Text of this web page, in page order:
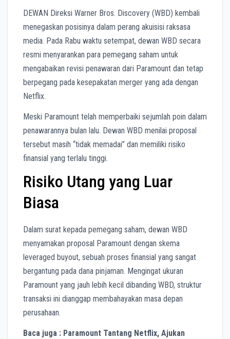
DEWAN Direksi Warner Bros. Discovery (WBD) kembali
menegaskan posisinya dalam perang akuisisi raksasa
media. Pada Rabu waktu setempat, dewan WBD secara
resmi menyarankan para pemegang saham untuk
mengabaikan revisi penawaran dari Paramount dan tetap
berpegang pada kesepakatan merger yang ada dengan
Netflix.
Meski Paramount telah memperbaiki sejumlah poin dalam
penawarannya bulan lalu. Dewan WBD menilai proposal
tersebut masih “tidak memadai” dan memiliki risiko
finansial yang terlalu tinggi.
Risiko Utang yang Luar
Biasa
Dalam surat kepada pemegang saham, dewan WBD
menyamakan proposal Paramount dengan skema
leveraged buyout, sebuah proses finansial yang sangat
bergantung pada dana pinjaman. Mengingat ukuran
Paramount yang jauh lebih kecil dibanding WBD, struktur
transaksi ini dianggap membahayakan masa depan
perusahaan.
Baca juga : Paramount Tantang Netflix, Ajukan